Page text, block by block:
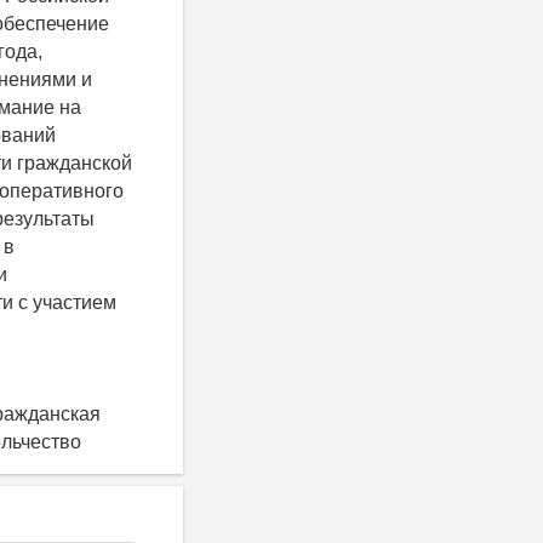
и
на
гражданской
с участием